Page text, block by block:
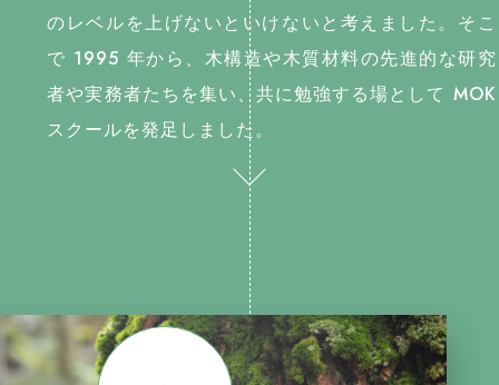
のレベルを上げないといけないと考えました。そこ
で 1995 年から、木構造や木質材料の先進的な研究
者や実務者たちを集い、共に勉強する場として MOK
スクールを発足しました。